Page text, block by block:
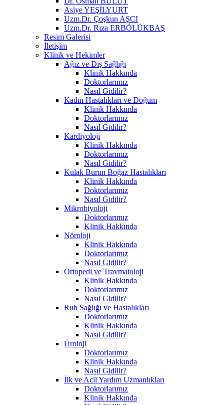
Asiye YEŞİLYURT
Uzm.Dr. Çoşkun AŞCI
Uzm.Dr. Rıza ERBÖLÜKBAŞ
Resim Galerisi
İletişim
Klinik ve Hekimler
Ağız ve Diş Sağlığı
Klinik Hakkında
Doktorlarımız
Nasıl Gidilir?
Kadın Hastalıkları ve Doğum
Klinik Hakkında
Doktorlarımız
Nasıl Gidilir?
Kardiyoloji
Klinik Hakkında
Doktorlarımız
Nasıl Gidilir?
Kulak Burun Boğaz Hastalıkları
Klinik Hakkında
Doktorlarımız
Nasıl Gidilir?
Mikrobiyoloji
Doktorlarımız
Klinik Hakkında
Nöroloji
Klinik Hakkında
Doktorlarımız
Nasıl Gidilir?
Ortopedi ve Travmatoloji
Klinik Hakkında
Doktorlarımız
Nasıl Gidilir?
Ruh Sağlığı ve Hastalıkları
Doktorlarımız
Klinik Hakkında
Nasıl Gidilir?
Üroloji
Doktorlarımız
Klinik Hakkında
Nasıl Gidilir?
İlk ve Acil Yardım Uzmanlıkları
Doktorlarımız
Klinik Hakkında